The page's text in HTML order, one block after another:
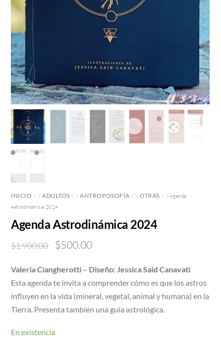
INICIO /ADULTOS /ANTROPOSOFÍA /OTRAS
/ Agenda
Astrodinámica 2024
Agenda Astrodinámica 2024
$1,900.00
Original
was:
$1,900.00.
$500.00Current
is:
$500.00.
Valeria Ciangherotti – Diseño: Jessica Said Canavati
Esta agenda te invita a comprender cómo es que los astros
influyen en la vida (mineral, vegetal, animal y humana) en la
Tierra. Presenta también una guía astrológica.
En existencia